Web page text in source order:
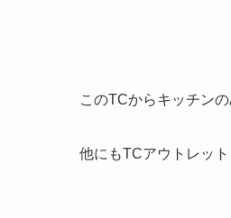
このTCからキッチン
他にもTCアウトレッ